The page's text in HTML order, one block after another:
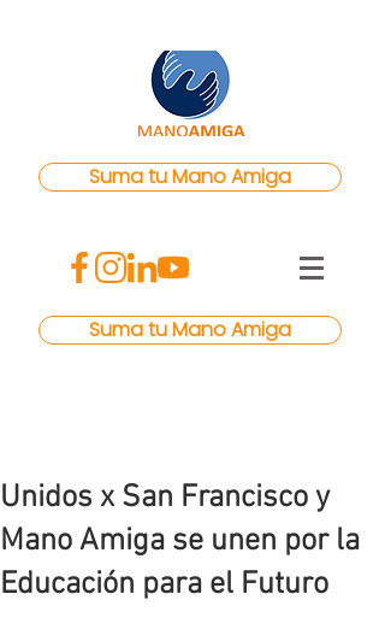
Suma tu Mano Amiga
Suma tu Mano Amiga
Unidos x San Francisco y
Mano Amiga se unen por la
Educación para el Futuro